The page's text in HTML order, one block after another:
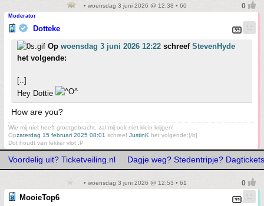
• woensdag 3 juni 2026 @ 12:38 • 60
Moderator
Dotteke
Op woensdag 3 juni 2026 12:22 schreef StevenHyde
het volgende:
[..]
Hey Dottie
How are you?
Wie mij niet heeft grootgebracht, zal mij ook niet klein krijgen!
Opzaterdag 15 februari 2025 08:01 schreef JustinK het volgende:[/b]
Dot houdt van lekker vlot :P
Voordelig uit? Ticketveiling.nl Dagje weg? Stedentripje?
• woensdag 3 juni 2026 @ 12:53 • 61
MooieTop6